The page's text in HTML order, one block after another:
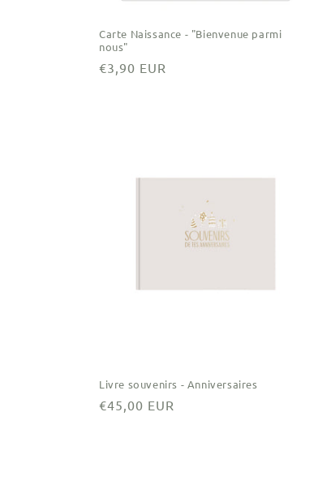
Carte Naissance - "Bienvenue parmi
nous"
Prix
€3,90 EUR
Livre souvenirs - Anniversaires
Prix
€45,00 EUR